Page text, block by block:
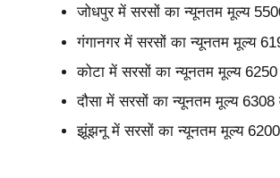
जोधपुर में सरसों का न्यूनतम मूल्य
गंगानगर में सरसों का न्यूनतम मूल्य
कोटा में सरसों का न्यूनतम मूल्य
दौसा में सरसों का न्यूनतम मूल्य
झूंझनू में सरसों का न्यूनतम मूल्य